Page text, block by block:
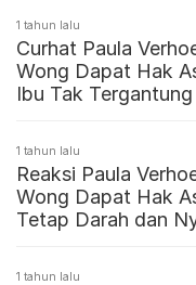
1 tahun lalu
Curhat Paula
Wong Dapat Hak
Ibu Tak
1 tahun lalu
Reaksi Paula
Wong Dapat Hak
Tetap Darah dan
1 tahun lalu